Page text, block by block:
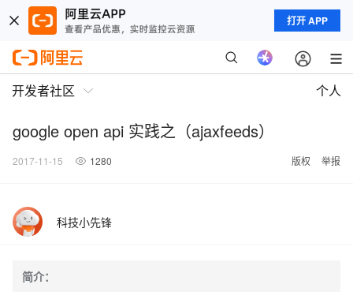
打开 APP
开发者社区 个人
google open api 实践之（ajaxfeeds）
2017-11-15 1280 版权 举报
科技小先锋
简介：